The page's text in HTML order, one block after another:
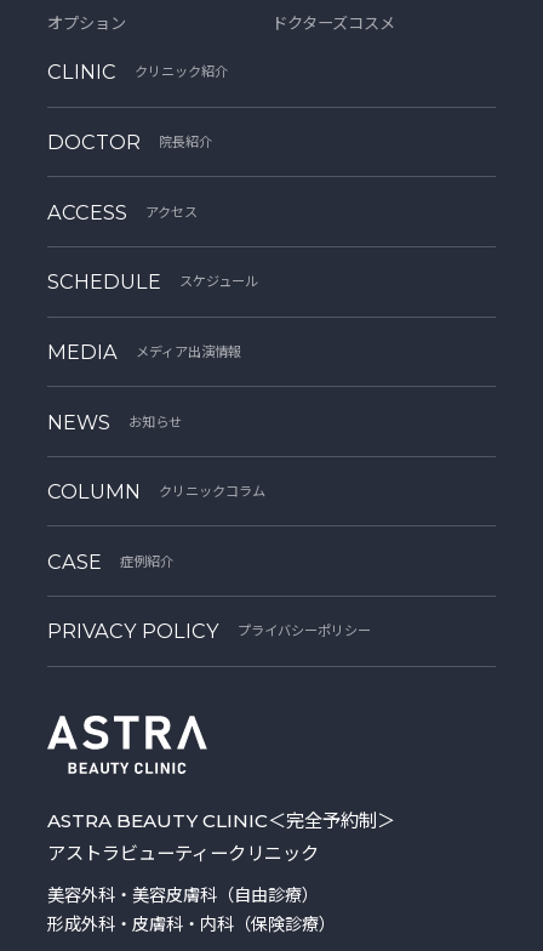
オプション
ドクターズコスメ
CLINIC クリニック紹介
DOCTOR 院長紹介
ACCESS アクセス
SCHEDULE スケジュール
MEDIA メディア出演情報
NEWS お知らせ
COLUMN クリニックコラム
CASE 症例紹介
PRIVACY POLICY プライバシーポリシー
ASTRA BEAUTY CLINIC＜完全予約制＞
アストラビューティークリニック
美容外科・美容皮膚科（自由診療）
形成外科・皮膚科・内科（保険診療）